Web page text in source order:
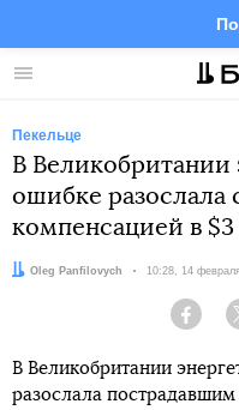
Меню
Пекельце
В Великобритании
ошибке разослала
компенсацией в
Автор:
Oleg Panfilovych Дата:
10:28, 14
В Великобритании
разослала пострадавшим